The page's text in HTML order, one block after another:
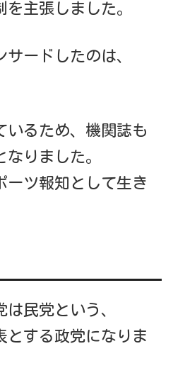
主張しました。
ードしたのは、
いるため、機関誌も
なりました。
ーツ報知として生き
民党という、
とする政党になりま